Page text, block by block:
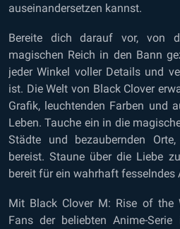
auseinandersetzen kannst.
Bereite dich darauf vor, von
magischen Reich in den Bann
jeder Winkel voller Details und
ist. Die Welt von Black Clover
Grafik, leuchtenden Farben und
Leben. Tauche ein in die
Städte und bezaubernden
bereist. Staune über die Liebe
bereit für ein wahrhaft fesselndes
Mit Black Clover M: Rise of the
Fans der beliebten Anime-